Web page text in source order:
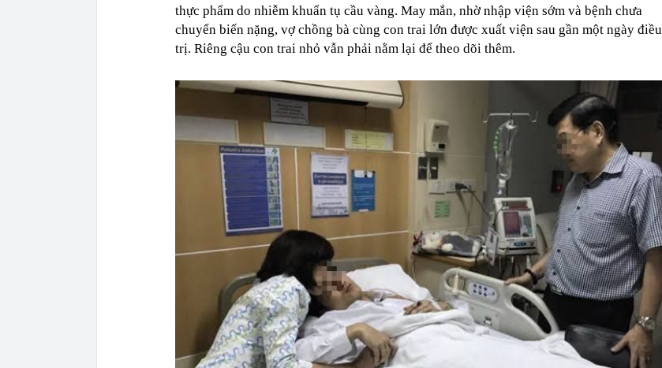
thực phẩm do nhiễm khuẩn tụ cầu vàng. May mắn, nhờ nhập viện sớm và bệnh chưa
chuyển biến nặng, vợ chồng bà cùng con trai lớn được xuất viện sau gần một ngày điều
trị. Riêng cậu con trai nhỏ vẫn phải nằm lại để theo dõi thêm.